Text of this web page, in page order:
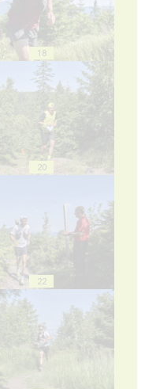
18
20
22